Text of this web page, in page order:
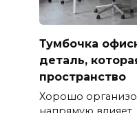
Тумбочка
деталь,
пространство
Хорошо